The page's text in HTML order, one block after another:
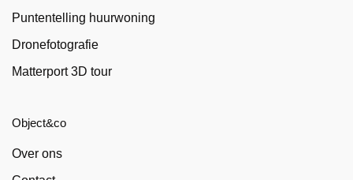
Puntentelling huurwoning
Dronefotografie
Matterport 3D tour
Object&co
Over ons